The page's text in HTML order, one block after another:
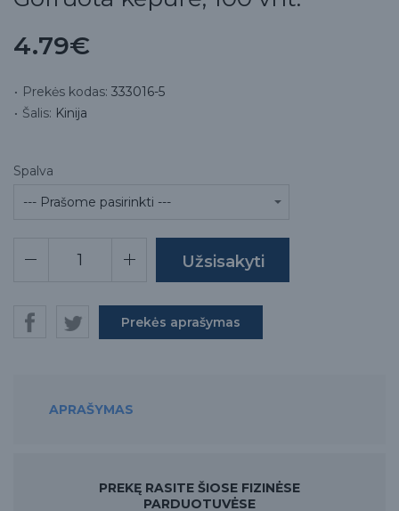
4.79€
Prekės kodas: 333016-5
Šalis: Kinija
Spalva
Prekės aprašymas
APRAŠYMAS
PREKĘ RASITE ŠIOSE FIZINĖSE
PARDUOTUVĖSE